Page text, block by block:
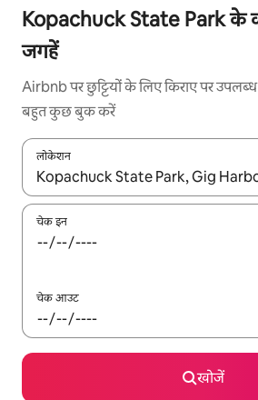
Kopachuck State Park के
जगहें
Airbnb पर छुट्टियों के लिए किराए पर
बहुत कुछ बुक करें
लोकेशन
नतीजों के उपलब्ध होने पर, अप और डाउन 'ऐरो
चेक इन
चेक आउट
खोजें